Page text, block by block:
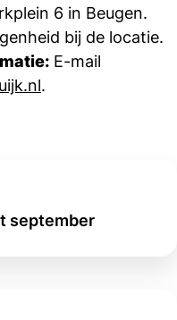
6 in Beugen.
bij de locatie.
E-mail
.
september